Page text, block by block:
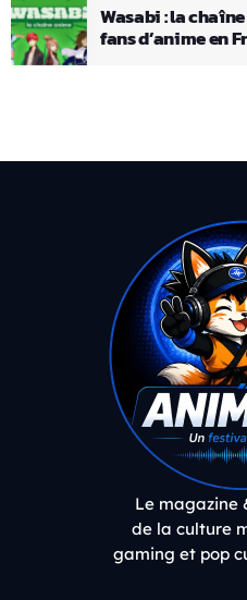
Wasabi : la
fans d’anime en
Le magazine
de la culture
gaming et pop